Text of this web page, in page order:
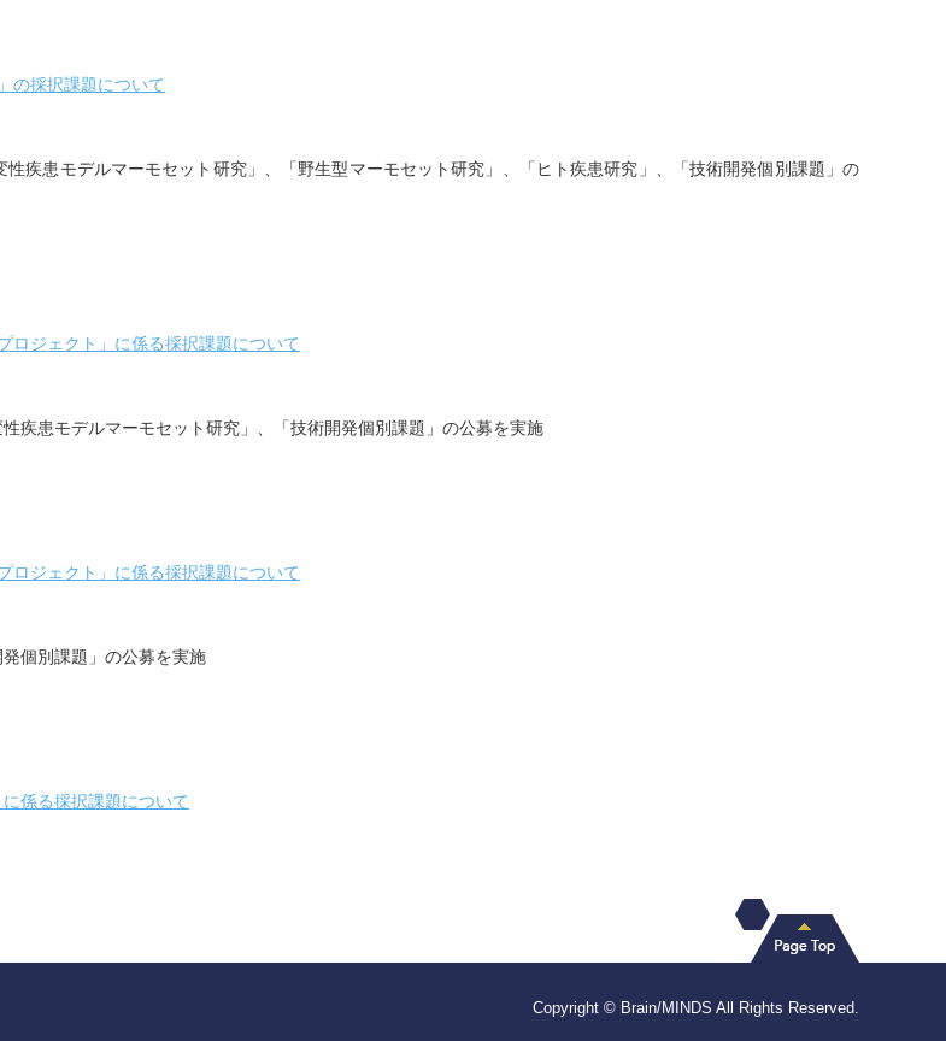
の採択課題について
疾患モデルマーモセット研究」、「野生型マーモセット研究」、「ヒト疾患研究」、「技術開発個別課題」の
ロジェクト」に係る採択課題について
疾患モデルマーモセット研究」、「技術開発個別課題」の公募を実施
ロジェクト」に係る採択課題について
個別課題」の公募を実施
係る採択課題について
Copyright © Brain/MINDS All Rights Reserved.